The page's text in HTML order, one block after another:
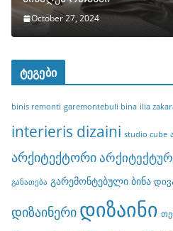
October 27, 2024
ტეგები
binis remonti garemontebuli bina ilia
interieris dizaini studio cube
არქიტექტორი
განათება გარემონტებული ბინა
დიზაინერი დიზაინი